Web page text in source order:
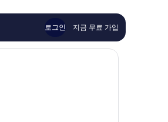
해
요,
용
로그인 지금 무료 가입